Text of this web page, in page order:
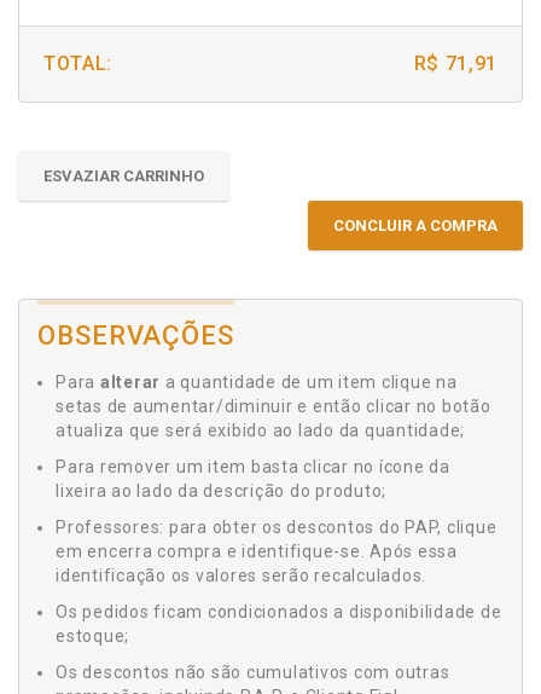
TOTAL: R$ 71,91
ESVAZIAR CARRINHO
CONCLUIR A COMPRA
OBSERVAÇÕES
Para alterar a quantidade de um item clique na
setas de aumentar/diminuir e então clicar no botão
atualiza que será exibido ao lado da quantidade;
Para remover um item basta clicar no ícone da
lixeira ao lado da descrição do produto;
Professores: para obter os descontos do PAP, clique
em encerra compra e identifique-se. Após essa
identificação os valores serão recalculados.
Os pedidos ficam condicionados a disponibilidade de
estoque;
Os descontos não são cumulativos com outras